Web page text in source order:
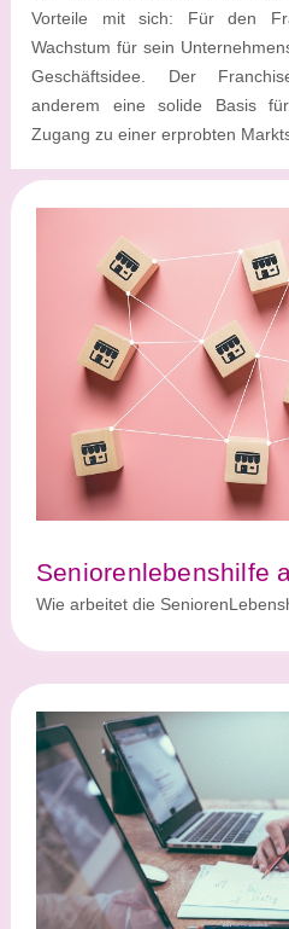
Vorteile mit sich: Für den
Wachstum für sein
Geschäftsidee. Der
anderem eine solide Basis
Zugang zu einer erprobten
Seniorenlebenshilfe
Wie arbeitet die